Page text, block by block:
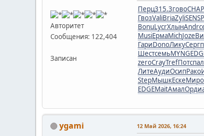
Авторитет
Сообщения: 122,404
Записан
Перц315.3говоCHAP
ГвозValiBriaZyliSENS
BonuLycrХлынAndr
MusiЕрмаMichJoze
ГариDonoЛикуСерг
ШестсемьMYNG
zeroCrayTrefПотс
ЛитеАудиОсипРако
StepМышкЕскеМиро
EDGEMaitАмалОрди
ygami 12 Май 2026, 16:24